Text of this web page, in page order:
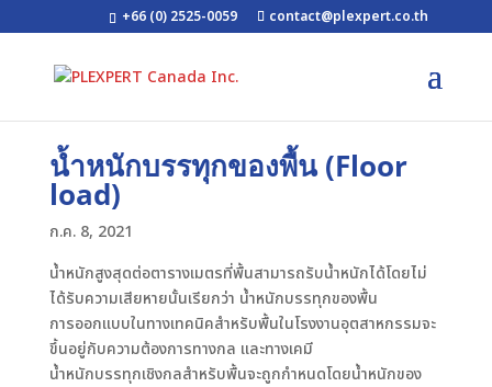
+66 (0) 2525-0059 contact@plexpert.co.th
น้ำหนักบรรทุกของพื้น (Floor
load)
ก.ค. 8, 2021
น้ำหนักสูงสุดต่อตารางเมตรที่พื้นสามารถรับน้ำหนักได้โดยไม่
ได้รับความเสียหายนั้นเรียกว่า น้ำหนักบรรทุกของพื้น
การออกแบบในทางเทคนิคสำหรับพื้นในโรงงานอุตสาหกรรมจะ
ขึ้นอยู่กับความต้องการทางกล และทางเคมี
น้ำหนักบรรทุกเชิงกลสำหรับพื้นจะถูกกำหนดโดยน้ำหนักของ